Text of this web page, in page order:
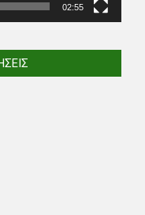
02:55